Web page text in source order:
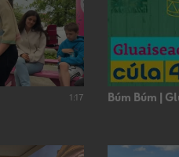
1:17 Búm Búm |